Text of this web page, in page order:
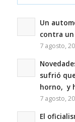
Un
contra un
7 agosto,
sufrió
horno, y
7 agosto,
El